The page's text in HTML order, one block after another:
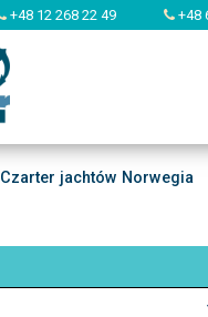
+48 12 268 22 49 +48
Czarter jachtów Norwegia